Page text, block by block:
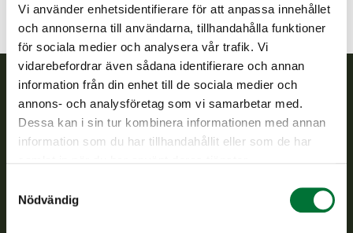
Vi använder enhetsidentifierare för att anpassa innehållet
och annonserna till användarna, tillhandahålla funktioner
för sociala medier och analysera vår trafik. Vi
vidarebefordrar även sådana identifierare och annan
information från din enhet till de sociala medier och
annons- och analysföretag som vi samarbetar med.
Dessa kan i sin tur kombinera informationen med annan
information som du har tillhandahållit eller som de har
Nödvändig
Finlands viltcentral
Finlands viltcentral främjar en hållbar vilthushållning, stöder
som föreskrivs.